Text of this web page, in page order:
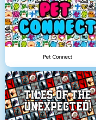
Pet Connect